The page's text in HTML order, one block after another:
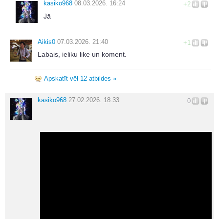
+2
kasiko968 08.03.2026. 16:24
Jā
+1
Aikis0 07.03.2026. 21:40
Labais, ieliku like un koment.
Apskatīt vēl 12 atbildes »
0
kasiko968 27.02.2026. 18:33